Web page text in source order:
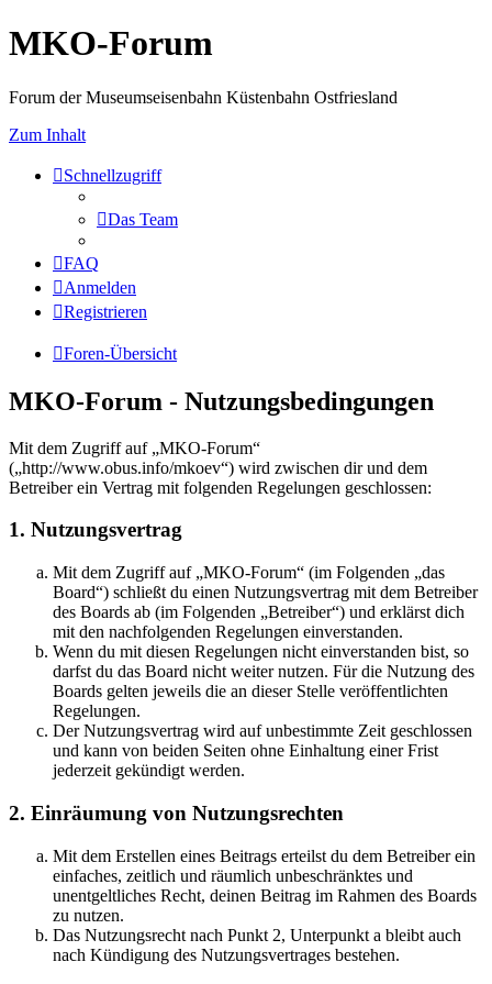
MKO-Forum
Forum der Museumseisenbahn Küstenbahn Ostfriesland
Zum Inhalt
Schnellzugriff
Das Team
FAQ
Anmelden
Registrieren
Foren-Übersicht
MKO-Forum - Nutzungsbedingungen
Mit dem Zugriff auf „MKO-Forum“
(„http://www.obus.info/mkoev“) wird zwischen dir und dem
Betreiber ein Vertrag mit folgenden Regelungen geschlossen:
1. Nutzungsvertrag
Mit dem Zugriff auf „MKO-Forum“ (im Folgenden „das
Board“) schließt du einen Nutzungsvertrag mit dem Betreiber
des Boards ab (im Folgenden „Betreiber“) und erklärst dich
mit den nachfolgenden Regelungen einverstanden.
Wenn du mit diesen Regelungen nicht einverstanden bist, so
darfst du das Board nicht weiter nutzen. Für die Nutzung des
Boards gelten jeweils die an dieser Stelle veröffentlichten
Regelungen.
Der Nutzungsvertrag wird auf unbestimmte Zeit geschlossen
und kann von beiden Seiten ohne Einhaltung einer Frist
jederzeit gekündigt werden.
2. Einräumung von Nutzungsrechten
Mit dem Erstellen eines Beitrags erteilst du dem Betreiber ein
einfaches, zeitlich und räumlich unbeschränktes und
unentgeltliches Recht, deinen Beitrag im Rahmen des Boards
zu nutzen.
Das Nutzungsrecht nach Punkt 2, Unterpunkt a bleibt auch
nach Kündigung des Nutzungsvertrages bestehen.